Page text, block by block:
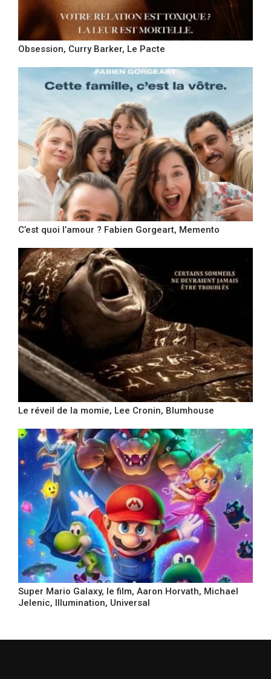
Obsession, Curry Barker, Le Pacte
C’est quoi l’amour ? Fabien Gorgeart, Memento
Le réveil de la momie, Lee Cronin, Blumhouse
Super Mario Galaxy, le film, Aaron Horvath, Michael
Jelenic, Illumination, Universal